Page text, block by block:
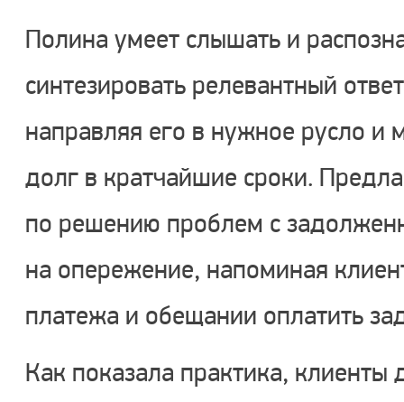
Полина умеет слышать и
синтезировать релевантный
направляя его в нужное русло и
долг в кратчайшие сроки.
по решению проблем с
на опережение, напоминая
платежа и обещании оплатить
Как показала практика,